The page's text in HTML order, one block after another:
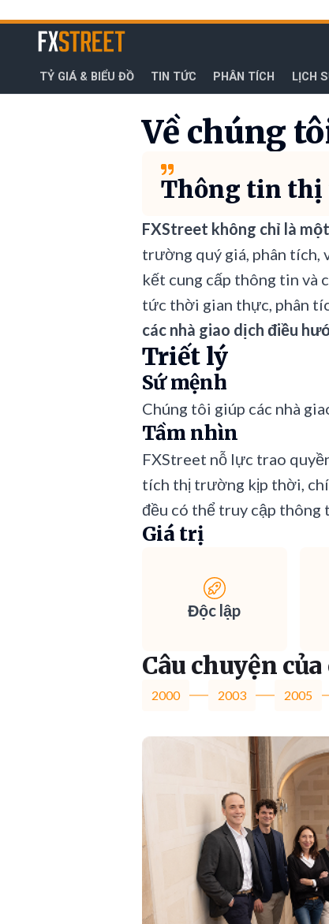
qua
nội
FXStreet
TỶ GIÁ & BIỂU ĐỒ TIN TỨC PHÂN TÍCH LỊCH
Về chúng
Thông tin thị
FXStreet không chỉ là
trường quý giá, phân tích,
kết cung cấp thông tin và
tức thời gian thực, phân
các nhà giao dịch điều
Triết lý
Sứ mệnh
Chúng tôi giúp các nhà
Tầm nhìn
FXStreet nỗ lực trao
tích thị trường kịp thời,
đều có thể truy cập thông
Giá trị
Độc lập
Câu chuyện
2000 2003 2005